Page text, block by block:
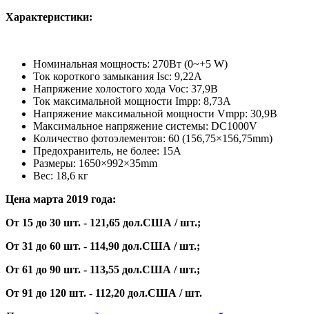
Характеристики:
Номинальная мощность: 270Вт (0~+5 W)
Ток короткого замыкания Isc: 9,22A
Напряжение холостого хода Voc: 37,9В
Ток максимальной мощности Impp: 8,73A
Напряжение максимальной мощности Vmpp: 30,9В
Максимальное напряжение системы: DC1000V
Количество фотоэлементов: 60 (156,75×156,75mm)
Предохранитель, не более: 15A
Размеры: 1650×992×35mm
Вес: 18,6 кг
Цена марта 2019 года:
От 15 до 30 шт. - 121,65 дол.США / шт.;
От 31 до 60 шт. - 114,90 дол.США / шт.;
От 61 до 90 шт. - 113,55 дол.США / шт.;
От 91 до 120 шт. - 112,20 дол.США / шт.